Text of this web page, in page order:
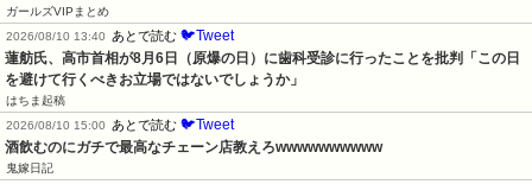
ガールズVIPまとめ
2026/08/10 13:40
あとで読む 🐦Tweet
蓮舫氏、高市首相が8月6日（原爆の日）に歯科受診に行ったことを批判「この日
を避けて行くべきお立場ではないでしょうか」
はちま起稿
2026/08/10 15:00
あとで読む 🐦Tweet
酒飲むのにガチで最高なチェーン店教えろwwwwwwwwww
鬼嫁日記